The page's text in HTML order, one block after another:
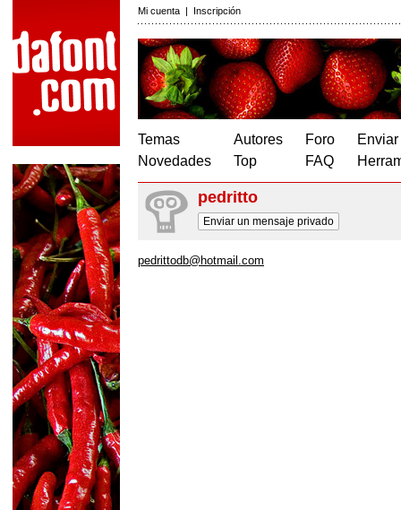
Mi cuenta | Inscripción
Temas
Novedades
Autores
Top
Foro
FAQ
pedritto
Enviar un mensaje privado
pedrittodb@hotmail.com